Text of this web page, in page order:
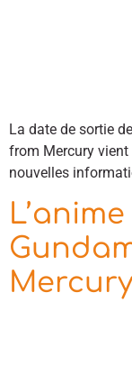
La date de sortie
from Mercury vient
nouvelles